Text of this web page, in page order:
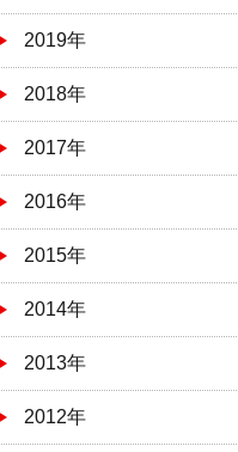
2019年
2018年
2017年
2016年
2015年
2014年
2013年
2012年